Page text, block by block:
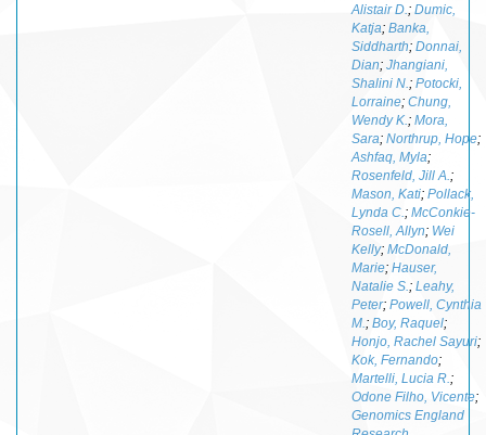
Alistair D. ; Dumic,
Katja; Banka,
Siddharth; Donnai,
Dian; Jhangiani,
Shalini N. ; Potocki,
Lorraine; Chung,
Wendy K. ; Mora,
Sara; Northrup, Hope;
Ashfaq, Myla;
Rosenfeld, Jill A. ;
Mason, Kati; Pollack,
Lynda C. ; McConkie-
Rosell, Allyn; Wei
Kelly; McDonald,
Marie; Hauser,
Natalie S. ; Leahy,
Peter; Powell, Cynthia
M. ; Boy, Raquel;
Honjo, Rachel Sayuri;
Kok, Fernando;
Martelli, Lucia R. ;
Odone Filho, Vicente;
Genomics England